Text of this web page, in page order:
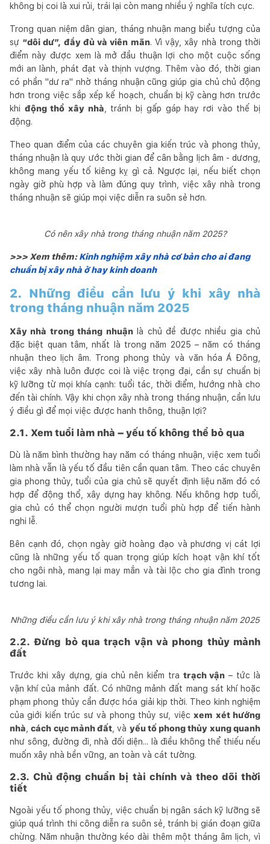
không bị coi là xui rủi, trái lại còn mang nhiều ý nghĩa tích cực.
Trong quan niệm dân gian, tháng nhuận mang biểu tượng của
sự “dôi dư”, đầy đủ và viên mãn. Vì vậy, xây nhà trong thời
điểm này được xem là mở đầu thuận lợi cho một cuộc sống
mới an lành, phát đạt và thịnh vượng. Thêm vào đó, thời gian
có phần "dư ra" nhờ tháng nhuận cũng giúp gia chủ chủ động
hơn trong việc sắp xếp kế hoạch, chuẩn bị kỹ càng hơn trước
khi động thổ xây nhà , tránh bị gấp gáp hay rơi vào thế bị
động.
Theo quan điểm của các chuyên gia kiến trúc và phong thủy,
tháng nhuận là quy ước thời gian để cân bằng lịch âm - dương,
không mang yếu tố kiêng kỵ gì cả. Ngược lại, nếu biết chọn
ngày giờ phù hợp và làm đúng quy trình, việc xây nhà trong
tháng nhuận sẽ giúp mọi việc diễn ra suôn sẻ hơn.
Có nên xây nhà trong tháng nhuận năm 2025?
>>> Xem thêm:Kinh nghiệm xây nhà cơ bản cho ai đang
chuẩn bị xây nhà ở hay kinh doanh
2. Những điều cần lưu ý khi xây nhà
trong tháng nhuận năm 2025
Xây nhà trong tháng nhuậnlà chủ đề được nhiều gia chủ
đặc biệt quan tâm, nhất là trong năm 2025 – năm có tháng
nhuận theo lịch âm. Trong phong thủy và văn hóa Á Đông,
việc xây nhà luôn được coi là việc trọng đại, cần sự chuẩn bị
kỹ lưỡng từ mọi khía cạnh: tuổi tác, thời điểm, hướng nhà cho
đến tài chính. Vậy khi chọn xây nhà trong tháng nhuận, cần lưu
ý điều gì để mọi việc được hanh thông, thuận lợi?
2.1. Xem tuổi làm nhà – yếu tố không thể bỏ qua
Dù là năm bình thường hay năm có tháng nhuận, việc xem tuổi
làm nhà vẫn là yếu tố đầu tiên cần quan tâm. Theo các chuyên
gia phong thủy, tuổi của gia chủ sẽ quyết định liệu năm đó có
hợp để động thổ, xây dựng hay không. Nếu không hợp tuổi,
gia chủ có thể chọn người mượn tuổi phù hợp để tiến hành
nghi lễ.
Bên cạnh đó, chọn ngày giờ hoàng đạo và phương vị cát lợi
cũng là những yếu tố quan trọng giúp kích hoạt vận khí tốt
cho ngôi nhà, mang lại may mắn và tài lộc cho gia đình trong
tương lai.
Những điều cần lưu ý khi xây nhà trong tháng nhuận năm 2025
2.2. Đừng bỏ qua trạch vận và phong thủy mảnh
đất
Trước khi xây dựng, gia chủ nên kiểm tra trạch vận – tức là
vận khí của mảnh đất. Có những mảnh đất mang sát khí hoặc
phạm phong thủy cần được hóa giải kịp thời. Theo kinh nghiệm
của giới kiến trúc sư và phong thủy sư, việcxem xét hướng
nhà ,cách cục mảnh đất , và yếu tố phong thủy xung quanh
như sông, đường đi, nhà đối diện... là điều không thể thiếu nếu
muốn xây nhà bền vững, an toàn và cát tường.
2.3. Chủ động chuẩn bị tài chính và theo dõi thời
tiết
Ngoài yếu tố phong thủy, việc chuẩn bị ngân sách kỹ lưỡng sẽ
giúp quá trình thi công diễn ra suôn sẻ, tránh bị gián đoạn giữa
chừng. Năm nhuận thường kéo dài thêm một tháng âm lịch, vì